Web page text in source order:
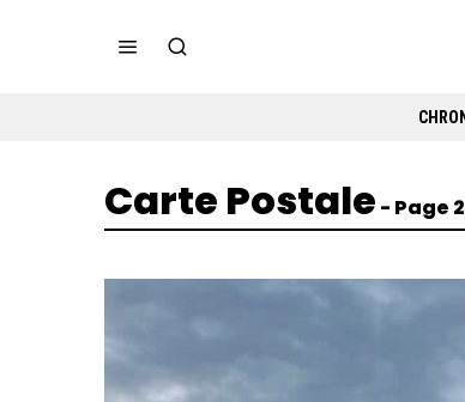
Carte Postale - Page 2